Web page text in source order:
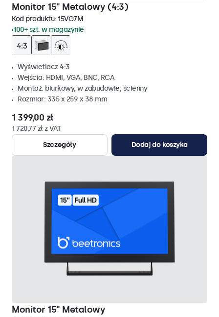
Monitor 15" Metalowy (4:3)
Kod produktu: 15VG7M
100+ szt. w magazynie
Wyświetlacz 4:3
Wejścia: HDMI, VGA, BNC, RCA
Montaż: biurkowy, w zabudowie, ścienny
Rozmiar: 335 x 259 x 38 mm
1 399,00 zł
1 720,77 zł z VAT
Szczegóły
Dodaj do koszyka
Monitor 15" Metalowy